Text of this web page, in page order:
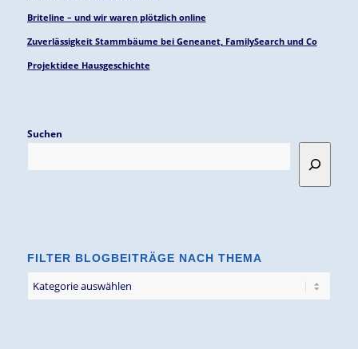
Briteline – und wir waren plötzlich online
Zuverlässigkeit Stammbäume bei Geneanet, FamilySearch und Co
Projektidee Hausgeschichte
Suchen
FILTER BLOGBEITRÄGE NACH THEMA
Blogbeiträge